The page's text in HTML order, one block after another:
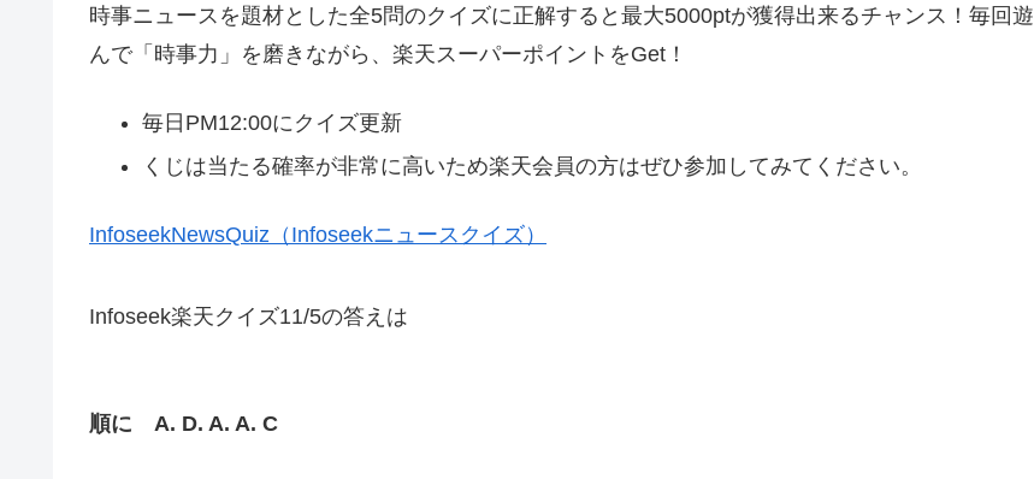
時事ニュースを題材とした全5問のクイズに正解すると最大5000ptが獲得出来るチャンス！毎回遊
んで「時事力」を磨きながら、楽天スーパーポイントをGet！
毎日PM12:00にクイズ更新
くじは当たる確率が非常に高いため楽天会員の方はぜひ参加してみてください。
InfoseekNewsQuiz（Infoseekニュースクイズ）
Infoseek楽天クイズ11/5の答えは
順に A. D. A. A. C